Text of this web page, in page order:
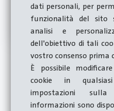
dati personali, per
funzionalità del sito
analisi e
dell'obiettivo di tali
vostro consenso prima
È possibile
cookie in
impostazioni
informazioni sono
Richiedi subito una